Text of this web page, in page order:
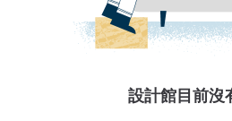
設計館目前沒